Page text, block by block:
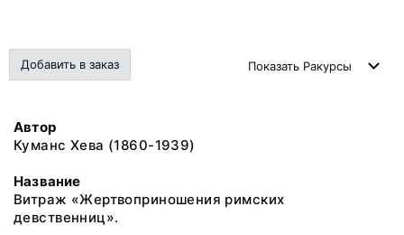
Добавить в заказ Показать Ракурсы
Автор
Куманс Хева (1860-1939)
Название
Витраж «Жертвоприношения римских
девственниц».